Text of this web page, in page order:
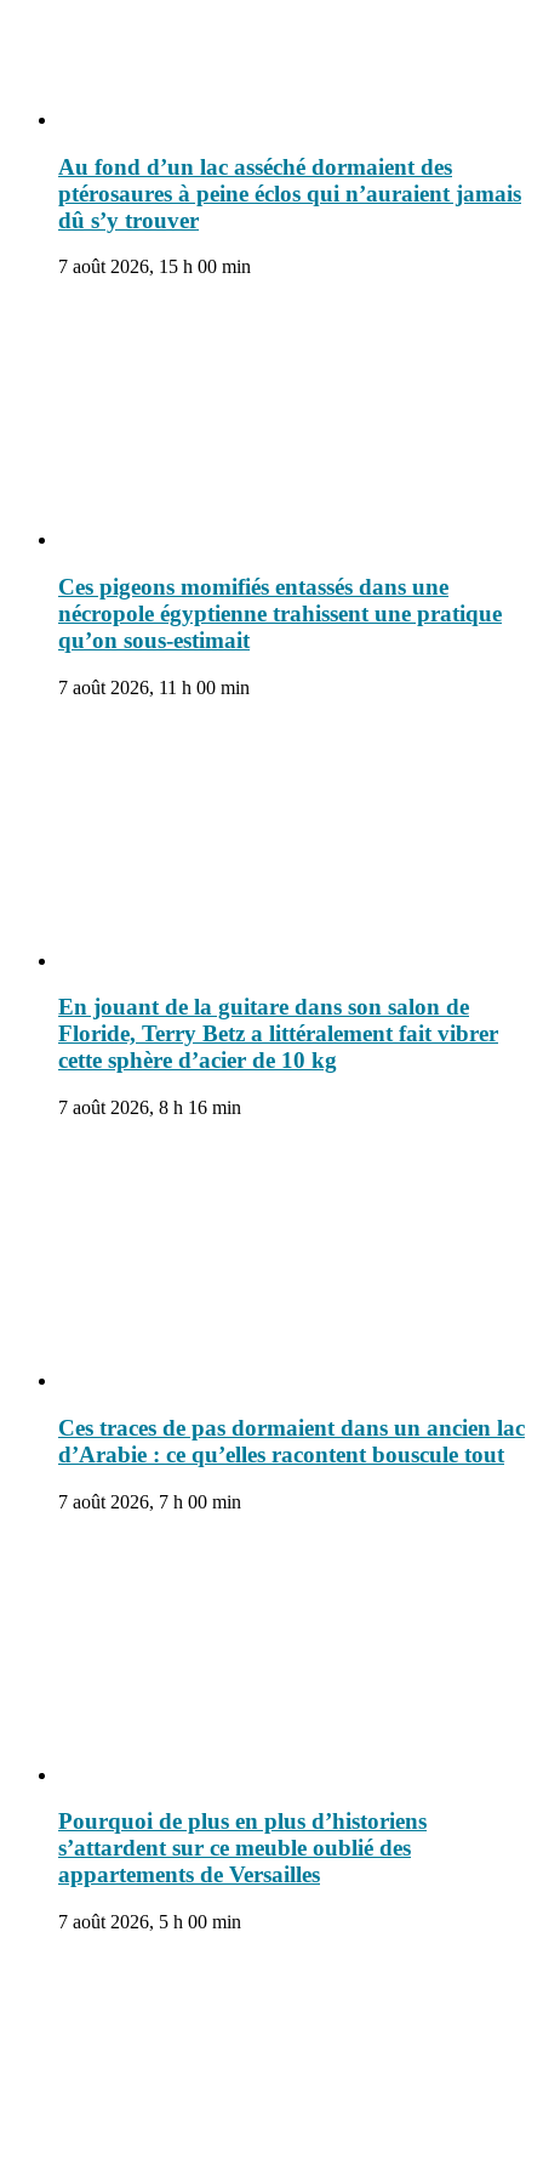
Au fond d’un lac asséché dormaient des
ptérosaures à peine éclos qui n’auraient jamais
dû s’y trouver
7 août 2026, 15 h 00 min
Ces pigeons momifiés entassés dans une
nécropole égyptienne trahissent une pratique
qu’on sous-estimait
7 août 2026, 11 h 00 min
En jouant de la guitare dans son salon de
Floride, Terry Betz a littéralement fait vibrer
cette sphère d’acier de 10 kg
7 août 2026, 8 h 16 min
Ces traces de pas dormaient dans un ancien lac
d’Arabie : ce qu’elles racontent bouscule tout
7 août 2026, 7 h 00 min
Pourquoi de plus en plus d’historiens
s’attardent sur ce meuble oublié des
appartements de Versailles
7 août 2026, 5 h 00 min